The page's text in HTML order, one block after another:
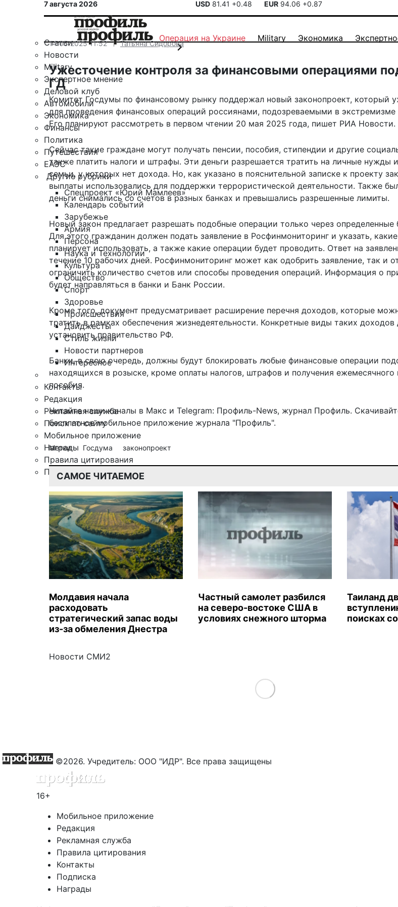
7 августа 2026 USD 81.41 +0.48 EUR 94.06 +0.87
Статьи
Новости
Military
Экспертное мнение
Деловой клуб
Автомобили
Экономика
Финансы
Политика
Путешествия
ЕАЭС
Другие рубрики
Спецпроект «Юрий Мамлеев»
Календарь событий
Зарубежье
Армия
Персона
Наука и Технологии
Культура
Общество
Спорт
Здоровье
Происшествия
Дайджесты
Стиль жизни
Новости партнеров
Интересное
Контакты
Редакция
Рекламная служба
Поиск по сайту
Мобильное приложение
Награды
Правила цитирования
Подписка
Операция на Украине Military Экономика
14.05.2025 11:52 Татьяна Сидорова
Ужесточение контроля за финансовыми операциями
ГД
Комитет Госдумы по финансовому рынку поддержал новый законопроект, который
для проведения финансовых операций россиянами, подозреваемыми в
Его планируют рассмотреть в первом чтении 20 мая 2025 года, пишет РИА Новости.
Сейчас такие граждане могут получать пенсии, пособия, стипендии и другие
также платить налоги и штрафы. Эти деньги разрешается тратить на личные нужды
семьи, у которых нет дохода. Но, как указано в пояснительной записке к проекту
выплаты использовались для поддержки террористической деятельности. Также
деньги снимались со счетов в разных банках и превышались разрешенные лимиты.
Новый закон предлагает разрешать подобные операции только через определенные
Для этого гражданин должен подать заявление в Росфинмониторинг и указать,
планирует использовать, а также какие операции будет проводить. Ответ на
течение 10 рабочих дней. Росфинмониторинг может как одобрить заявление, так и
ограничить количество счетов или способы проведения операций. Информация о
будет направляться в банки и Банк России.
Кроме того, документ предусматривает расширение перечня доходов, которые
тратить в рамках обеспечения жизнедеятельности. Конкретные виды таких
установить правительство РФ.
Банки, в свою очередь, должны будут блокировать любые финансовые операции
находящихся в розыске, кроме оплаты налогов, штрафов и получения ежемесячного
пособия.
Читайте наши каналы в Макс и Telegram: Профиль-News, журнал Профиль.
бесплатное мобильное приложение журнала "Профиль".
Метки: Госдума законопроект
САМОЕ ЧИТАЕМОЕ
Молдавия начала
расходовать
стратегический запас воды
из-за обмеления Днестра
Частный самолет разбился
на северо-востоке США в
условиях снежного шторма
Таиланд
поисках
Новости СМИ2
Load More
©2026. Учредитель: ООО "ИДР". Все права защищены
16+
Мобильное приложение
Редакция
Рекламная служба
Правила цитирования
Контакты
Подписка
Награды